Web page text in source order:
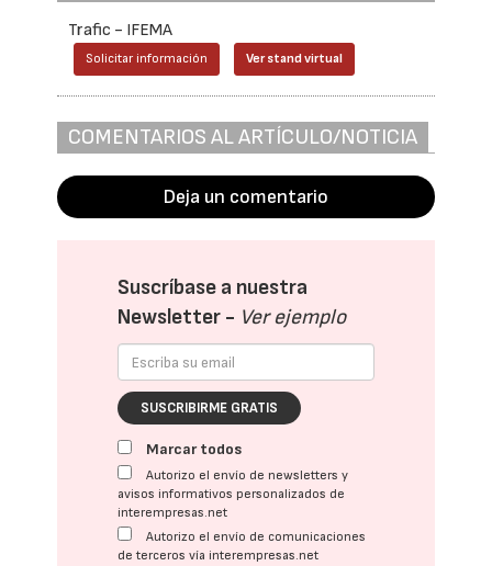
Trafic - IFEMA
Solicitar información Ver stand virtual
COMENTARIOS AL ARTÍCULO/NOTICIA
Deja un comentario
Suscríbase a nuestra
Newsletter - Ver ejemplo
SUSCRIBIRME GRATIS
Marcar todos
Autorizo el envío de newsletters y
avisos informativos personalizados de
interempresas.net
Autorizo el envío de comunicaciones
de terceros vía interempresas.net